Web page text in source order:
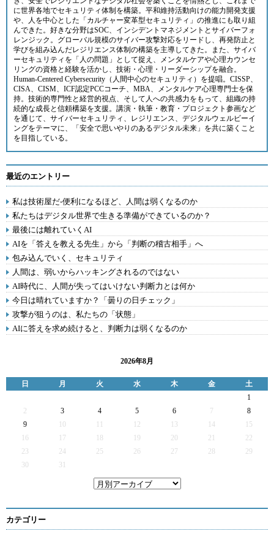
に世界各地でセキュリティ体制を構築。平和維持活動向けの能力開発支援
や、人を中心とした「カルチャー変革型セキュリティ」の推進にも取り組
んできた。好きな分野はSOC、インシデントマネジメントとサイバーフォ
レンジック。グローバル規模のサイバー攻撃対応をリードし、再発防止と
学びを組み込んだレジリエンス体制の構築を主導してきた。また、サイバ
ーセキュリティを「人の問題」として捉え、メンタルケアや心理カウンセ
リングの資格と経験を活かし、技術・心理・リーダーシップを融合。
Human-Centered Cybersecurity（人間中心のセキュリティ）を提唱。CISSP、
CISA、CISM、ICF認定PCCコーチ、MBA、メンタルケア心理専門士を保
持。技術的専門性と経営的視点、そして人への共感力をもって、組織の持
続的な成長と信頼構築を支援。講演・執筆・教育・プロジェクト参画など
を通じて、サイバーセキュリティ、レジリエンス、デジタルウェルビーイ
ングをテーマに、「安全で思いやりのあるデジタル未来」を共に築くこと
を目指している。
最近のエントリー
私は技術屋だ-便利になるほど、人間は弱くなるのか
私たちはデジタル世界で生きる準備ができているのか？
最後には離れていくAI
AIを「答えを教える先生」から「判断の稽古相手」へ
包み込んでいく、セキュリティ
人間は、弱いからハッキングされるのではない
AI時代に、人間が失ってはいけない判断力とは何か
今日は晴れていますか？「曇りの日チェック」
攻撃が狙うのは、私たちの「状態」
AIに答えを求め続けると、判断力は弱くなるのか
2026年8月
日 月 火 水 木 金
土
1
2
3 4 5 6 7
8
9
10 11 12 13 14
15
16
17 18 19 20 21
22
23
24 25 26 27 28
29
30
31
カテゴリー